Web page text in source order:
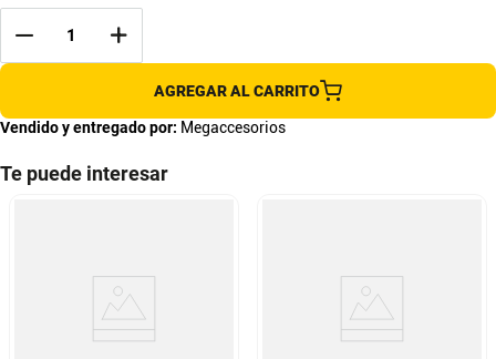
AGREGAR AL CARRITO
Vendido y entregado por: Megaccesorios
Te puede interesar